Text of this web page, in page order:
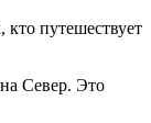
кто путешествует
Север. Это